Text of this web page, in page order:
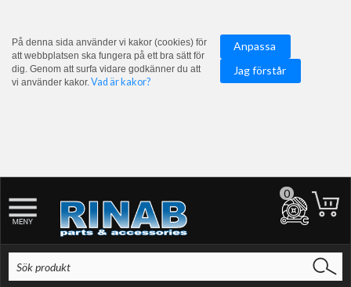
På denna sida använder vi kakor (cookies) för
att webbplatsen ska fungera på ett bra sätt för
dig. Genom att surfa vidare godkänner du att
vi använder kakor.Vad är kakor?
Anpassa
Jag förstår
0